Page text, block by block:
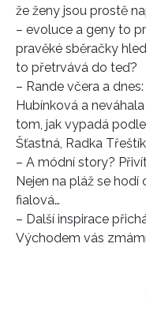
že ženy jsou prostě
– evoluce a geny to
pravěké sběračky
to přetrvává do teď?
– Rande včera a
Hubínková a
tom, jak vypadá
Šťastná, Radka
– A módní story?
Nejen na pláž se hodí
fialová…
– Další inspirace
Východem vás